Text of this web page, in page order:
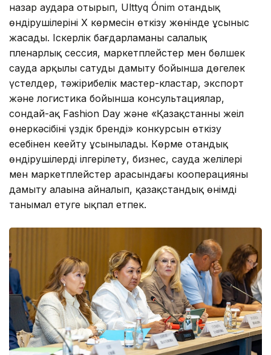
назар аудара отырып, Ulttyq Ónim отандық
өндірушілерінің X көрмесін өткізу жөнінде ұсыныс
жасады. Іскерлік бағдарламаны салалық
пленарлық сессия, маркетплейстер мен бөлшек
сауда арқылы сатуды дамыту бойынша дөңгелек
үстелдер, тәжірибелік мастер-кластар, экспорт
және логистика бойынша консультациялар,
сондай-ақ Fashion Day және «Қазақстанның жеңіл
өнеркәсібінің үздік бренді» конкурсын өткізу
есебінен кеңейту ұсынылады. Көрме отандық
өндірушілерді ілгерілету, бизнес, сауда желілері
мен маркетплейстер арасындағы кооперацияны
дамыту алаңына айналып, қазақстандық өнімді
танымал етуге ықпал етпек.